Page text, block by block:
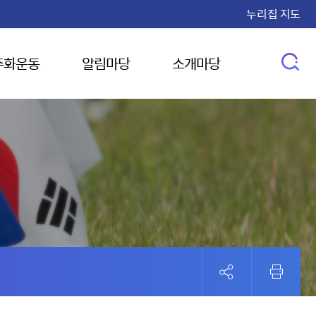
누리집 지도
운동 알림마당 소개마당